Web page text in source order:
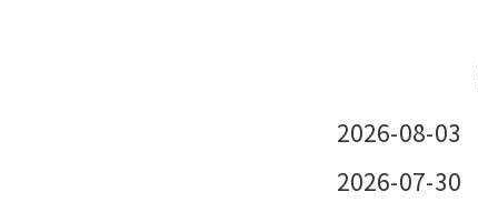
2026-08-03
2026-07-30